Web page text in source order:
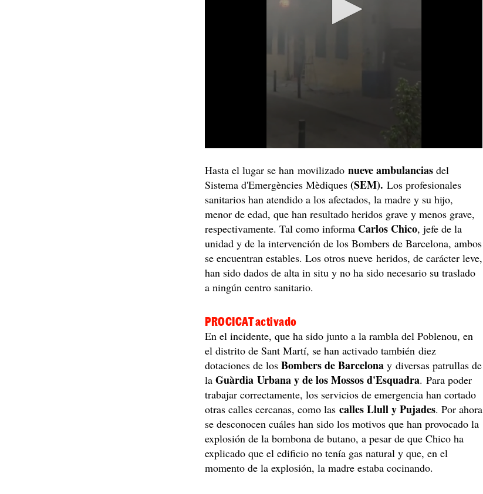
Hasta el lugar se han movilizadonueve ambulancias del
Sistema d'Emergències Mèdiques (SEM).Los profesionales
sanitarios han atendido a los afectados, la madre y su hijo,
menor de edad, que han resultado heridos grave y menos grave,
respectivamente. Tal como informa Carlos Chico, jefe de la
unidad y de la intervención de los Bombers de Barcelona, ambos
se encuentran estables. Los otros nueve heridos, de carácter leve,
han sido dados de alta in situ y no ha sido necesario su traslado
a ningún centro sanitario.
PROCICAT activado
En el incidente, que ha sido junto a la rambla del Poblenou, en
el distrito de Sant Martí, se han activado también diez
dotaciones de losBombers de Barcelona y diversas patrullas de
la Guàrdia Urbana y de los Mossos d'Esquadra. Para poder
trabajar correctamente, los servicios de emergencia han cortado
otras calles cercanas, como lascalles Llull y Pujades. Por ahora
se desconocen cuáles han sido los motivos que han provocado la
explosión de la bombona de butano, a pesar de que Chico ha
explicado que el edificio no tenía gas natural y que, en el
momento de la explosión, la madre estaba cocinando.